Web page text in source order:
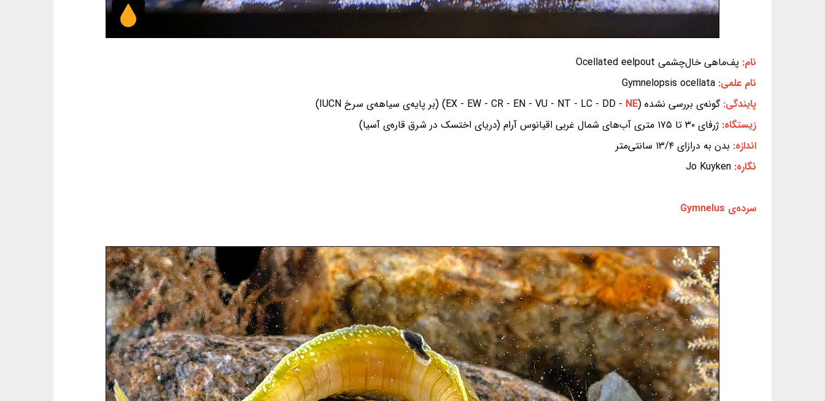
نام: پف‌ماهی خال‌چشمی Ocellated eelpout
نام علمی: Gymnelopsis ocellata
پایندگی:گونه‌ی بررسی نشده (EX - EW - CR - EN - VU - NT - LC - DD -NE
) (بر پایه‌ی سیاهه‌ی سرخ IUCN)
زیستگاه: ژرفای ۳۰ تا ۱۷۵ متری آب‌های شمال غربی اقیانوس آرام (دریای اختسک در شرق قاره‌ی آسیا)
اندازه: بدن به درازای ۱۳/۴ سانتی‌متر
نگاره: Jo Kuyken
سرده‌ی Gymnelus